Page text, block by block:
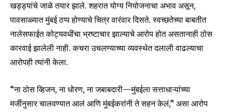
खड्ड्यांचे जाळे तयार झाले. शहरात योग्य नियोजनाचा अभाव असून,
पावसाळ्यात मुंबई ठप्प होण्याचे चित्र वारंवार दिसते. स्वच्छतेच्या बाबतीत
नालेसफाईत कोट्यवधींचा भ्रष्टाचार झाल्याचे आरोप होत असतानाही ठोस
कारवाई झालेली नाही. कचरा उचलण्याच्या व्यवस्थेत दलाली वाढल्याचा
आरोपही त्यांनी केला.
“ना ठोस व्हिजन, ना धोरण, ना जबाबदारी—मुंबईला सत्ताधाऱ्यांच्या
मर्जीनुसार चालवण्यात आलं आणि मुंबईकरांनी ते सहन केलं,” असा आरोप